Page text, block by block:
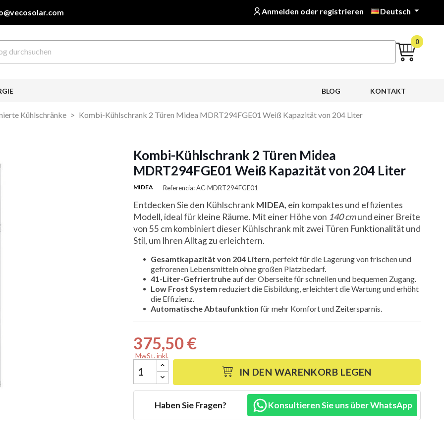
Anmelden oder registrieren Deutsch 
0
KONTAKT
BLOG
Kühlschränke Kombi-Kühlschrank 2 Türen Midea MDRT294FGE01 Weiß Kapazität von 204 Liter
Kombi-Kühlschrank 2 Türen Midea
MDRT294FGE01 Weiß Kapazität von 204 Liter
MIDEA Referencia: AC-MDRT294FGE01
Entdecken Sie den KühlschrankMIDEA, ein kompaktes und effizientes
Modell, ideal für kleine Räume. Mit einer Höhe von 140 cmund einer Breite
von 55 cm kombiniert dieser Kühlschrank mit zwei Türen Funktionalität und
Stil, um Ihren Alltag zu erleichtern.
Gesamtkapazität von 204 Litern , perfekt für die Lagerung von frischen und
gefrorenen Lebensmitteln ohne großen Platzbedarf.
41-Liter-Gefriertruheauf der Oberseite für schnellen und bequemen Zugang.
Low Frost System reduziert die Eisbildung, erleichtert die Wartung und erhöht
die Effizienz.
Automatische Abtaufunktion für mehr Komfort und Zeitersparnis.
375,50 €
MwSt. inkl.
IN DEN WARENKORB LEGEN
Haben Sie Fragen? Konsultieren Sie uns über WhatsApp